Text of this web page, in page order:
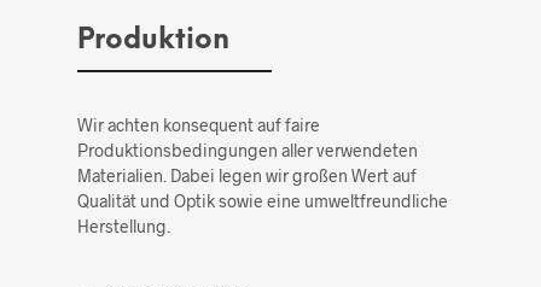
Produktion
Wir achten konsequent auf faire
Produktionsbedingungen aller verwendeten
Materialien. Dabei legen wir großen Wert auf
Qualität und Optik sowie eine umweltfreundliche
Herstellung.